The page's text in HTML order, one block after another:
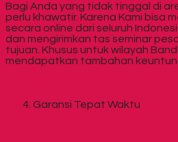
Bagi Anda yang tidak tinggal di
perlu khawatir. Karena Kami bisa
secara online dari seluruh
dan mengirimkan tas seminar
tujuan. Khusus untuk wilayah
mendapatkan tambahan
Garansi Tepat Waktu